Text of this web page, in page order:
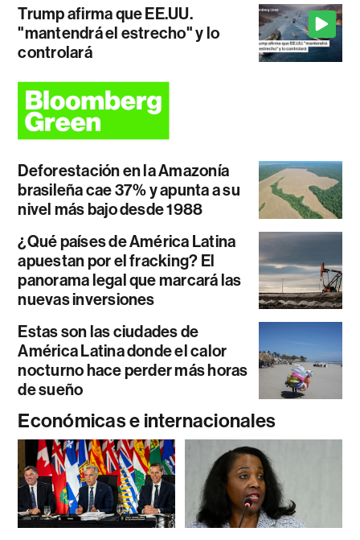
Trump afirma que EE.UU.
"mantendrá el estrecho" y lo
controlará
Deforestación en la Amazonía
brasileña cae 37% y apunta a su
nivel más bajo desde 1988
¿Qué países de América Latina
apuestan por el fracking? El
panorama legal que marcará las
nuevas inversiones
Estas son las ciudades de
América Latina donde el calor
nocturno hace perder más horas
de sueño
Económicas e internacionales